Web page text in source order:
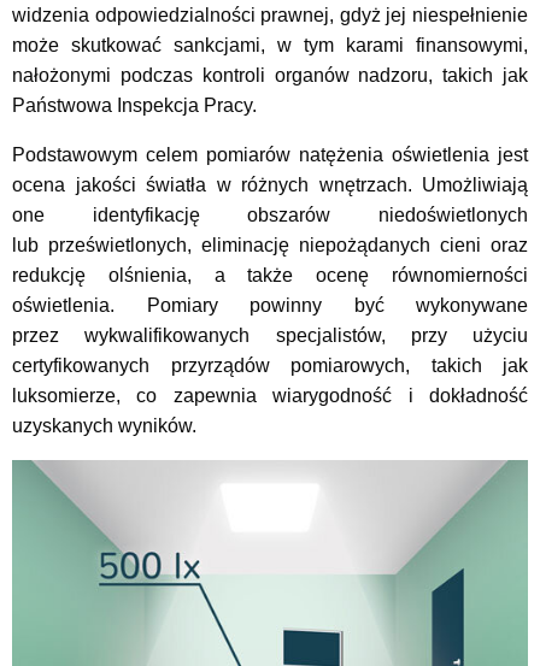
widzenia odpowiedzialności prawnej, gdyż jej niespełnienie
może skutkować sankcjami, w tym karami finansowymi,
nałożonymi podczas kontroli organów nadzoru, takich jak
Państwowa Inspekcja Pracy.
Podstawowym celem pomiarów natężenia oświetlenia jest
ocena jakości światła w różnych wnętrzach. Umożliwiają
one identyfikację obszarów niedoświetlonych
lub prześwietlonych, eliminację niepożądanych cieni oraz
redukcję olśnienia, a także ocenę równomierności
oświetlenia. Pomiary powinny być wykonywane
przez wykwalifikowanych specjalistów, przy użyciu
certyfikowanych przyrządów pomiarowych, takich jak
luksomierze, co zapewnia wiarygodność i dokładność
uzyskanych wyników.